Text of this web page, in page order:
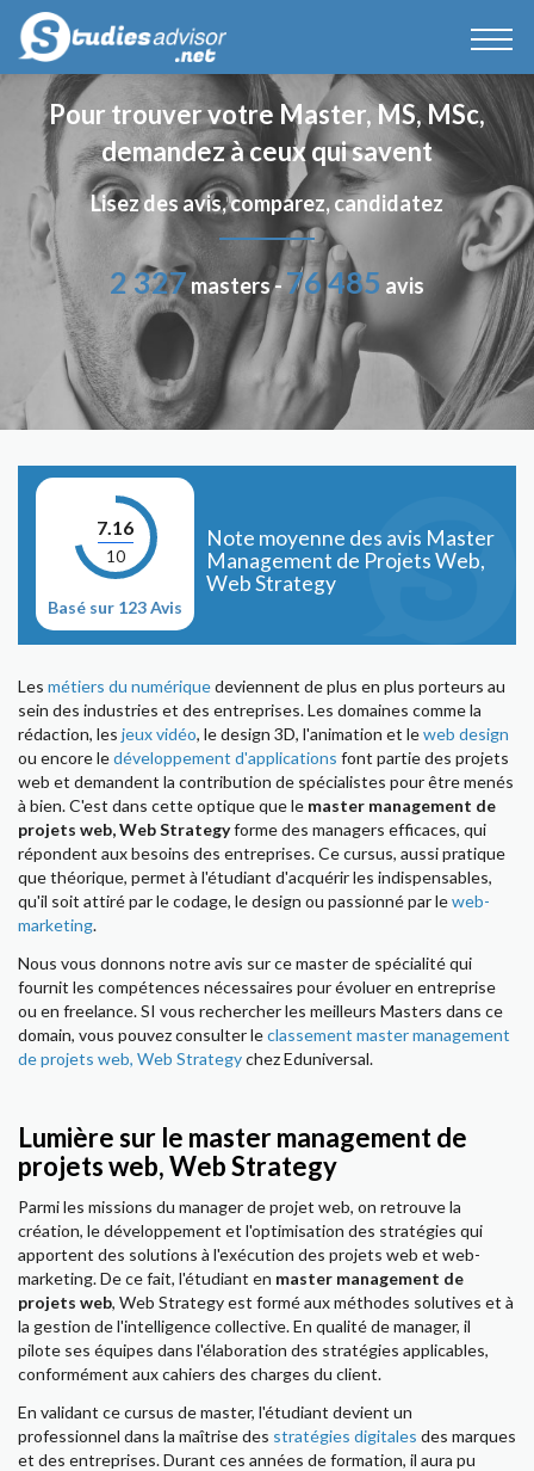
Pour trouver votre Master, MS, MSc,
demandez à ceux qui savent
Lisez des avis, comparez, candidatez
2 327masters -76 485 avis
7.16
10
Basé sur 123 Avis
Note moyenne des avis Master
Management de Projets Web,
Web Strategy
Les métiers du numériquedeviennent de plus en plus porteurs au
sein des industries et des entreprises. Les domaines comme la
rédaction, les jeux vidéo, le design 3D, l'animation et leweb design
ou encore ledéveloppement d'applications font partie des projets
web et demandent la contribution de spécialistes pour être menés
à bien. C'est dans cette optique que le master management de
projets web, Web Strategyforme des managers efficaces, qui
répondent aux besoins des entreprises. Ce cursus, aussi pratique
que théorique, permet à l'étudiant d'acquérir les indispensables,
qu'il soit attiré par le codage, le design ou passionné par leweb-
marketing.
Nous vous donnons notre avis sur ce master de spécialité qui
fournit les compétences nécessaires pour évoluer en entreprise
ou en freelance. SI vous rechercher les meilleurs Masters dans ce
domain, vous pouvez consulter leclassement master management
de projets web, Web Strategychez Eduniversal.
Lumière sur le master management de
projets web, Web Strategy
Parmi les missions du manager de projet web, on retrouve la
création, le développement et l'optimisation des stratégies qui
apportent des solutions à l'exécution des projets web et web-
marketing. De ce fait, l'étudiant en master management de
projets web, Web Strategy est formé aux méthodes solutives et à
la gestion de l'intelligence collective. En qualité de manager, il
pilote ses équipes dans l'élaboration des stratégies applicables,
conformément aux cahiers des charges du client.
En validant ce cursus de master, l'étudiant devient un
professionnel dans la maîtrise des stratégies digitales des marques
et des entreprises. Durant ces années de formation, il aura pu